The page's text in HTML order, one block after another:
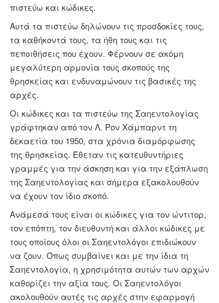
πιστεύω και κώδικες.
Αυτά τα πιστεύω δηλώνουν τις προσδοκίες τους,
τα καθήκοντά τους, τα ήθη τους και τις
πεποιθήσεις που έχουν. Φέρνουν σε ακόμη
μεγαλύτερη αρμονία τους σκοπούς της
θρησκείας και ενδυναμώνουν τις βασικές της
αρχές.
Οι κώδικες και τα πιστεύω της Σαηεντολογίας
γράφτηκαν από τον Λ. Ρον Χάμπαρντ τη
δεκαετία του 1950, στα χρόνια διαμόρφωσης
της θρησκείας. Έθεταν τις κατευθυντήριες
γραμμές για την άσκηση και για την εξάπλωση
της Σαηεντολογίας και σήμερα εξακολουθούν
να έχουν τον ίδιο σκοπό.
Ανάμεσά τους είναι οι κώδικες για τον ώντιτορ,
τον επόπτη, τον διευθυντή και άλλοι κώδικες με
τους οποίους όλοι οι Σαηεντολόγοι επιδιώκουν
να ζουν. Όπως συμβαίνει και με την ίδια τη
Σαηεντολογία, η χρησιμότητα αυτών των αρχών
καθορίζει την αξία τους. Οι Σαηεντολόγοι
ακολουθούν αυτές τις αρχές στην εφαρμογή